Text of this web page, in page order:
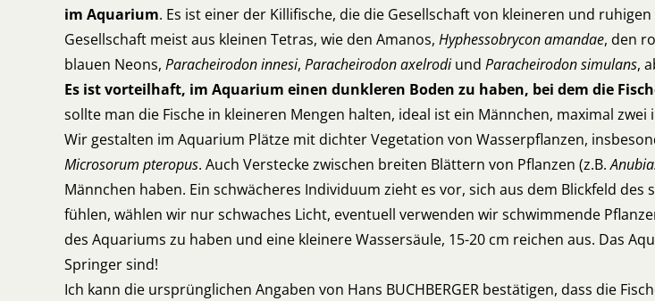
im Aquarium. Es ist einer der Killifische, die die Gesellschaft von kleineren und
Gesellschaft meist aus kleinen Tetras, wie den Amanos, Hyphessobrycon amandae, den
blauen Neons, Paracheirodon innesi, Paracheirodon axelrodiund Paracheirodon simulans,
Es ist vorteilhaft, im Aquarium einen dunkleren Boden zu haben, bei dem die
sollte man die Fische in kleineren Mengen halten, ideal ist ein Männchen, maximal
Wir gestalten im Aquarium Plätze mit dichter Vegetation von Wasserpflanzen,
Microsorum pteropus. Auch Verstecke zwischen breiten Blättern von Pflanzen (z.B.
Männchen haben. Ein schwächeres Individuum zieht es vor, sich aus dem Blickfeld
fühlen, wählen wir nur schwaches Licht, eventuell verwenden wir schwimmende
des Aquariums zu haben und eine kleinere Wassersäule, 15-20 cm reichen aus. Das
Springer sind!
Ich kann die ursprünglichen Angaben von Hans BUCHBERGER bestätigen, dass die